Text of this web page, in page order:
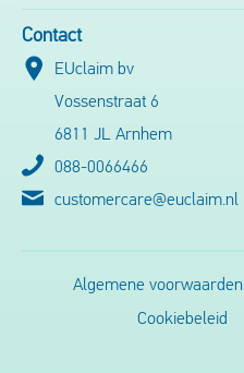
Contact
EUclaim bv
Vossenstraat 6
6811 JL Arnhem
088-0066466
customercare@euclaim.nl
Algemene voorwaarden
Cookiebeleid